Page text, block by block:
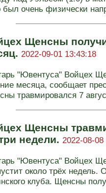
был очень физически
Щенсны
2022-09-01 13:43:18
"Ювентуса" Войцех
месяца, сообщает
травмировался 7
Щенсны
недели. 2022-08-08
"Ювентуса" Войцех
около трёх
клуба. Щенсны